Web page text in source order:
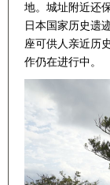
地。城址附近还
日本国家历史遗
座可供人亲近历
作仍在进行中。